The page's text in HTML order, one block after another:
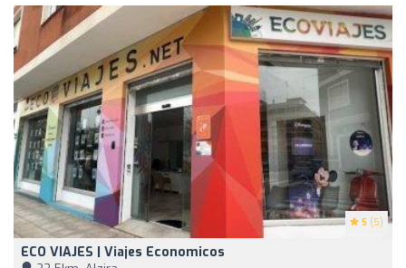
5 (5)
ECO VIAJES | Viajes Economicos